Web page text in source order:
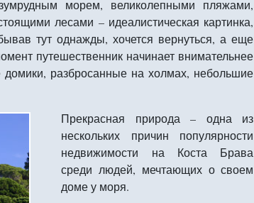
морем, великолепными пляжами,
лесами – идеалистическая картинка,
тут однажды, хочется вернуться, а еще
путешественник начинает внимательнее
разбросанные на холмах, небольшие
Прекрасная природа – одна из
нескольких причин популярности
недвижимости на Коста Брава
среди людей, мечтающих о своем
доме у моря.